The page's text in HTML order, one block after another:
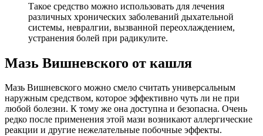
Такое средство можно использовать для лечения
различных хронических заболеваний дыхательной
системы, невралгии, вызванной переохлаждением,
устранения болей при радикулите.
Мазь Вишневского от кашля
Мазь Вишневского можно смело считать универсальным
наружным средством, которое эффективно чуть ли не при
любой болезни. К тому же она доступна и безопасна. Очень
редко после применения этой мази возникают аллергические
реакции и другие нежелательные побочные эффекты.